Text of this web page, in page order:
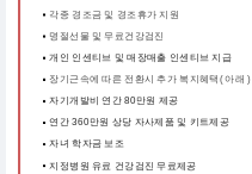
각종 경조금 및 경조휴가 지원
명절선물 및 무료건강검진
개인 인센티브 및 매장매출 인센티브 지급
장기근속에 따른 전환시 추가 복지혜택( 아래 )
자기개발비 연간 80만원 제공
연간 360만원 상당 자사제품 및 키트제공
자녀 학자금 보조
지정병원 유료 건강검진 무료제공